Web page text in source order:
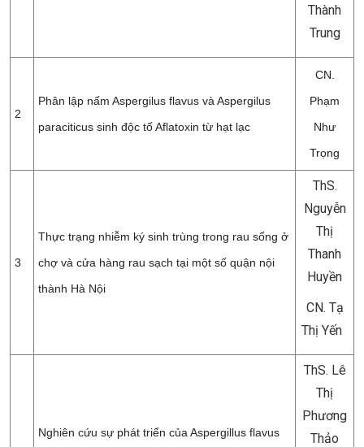
Thành
Trung
2
Phân lập nấm Aspergilus flavus và Aspergilus
paraciticus sinh độc tố Aflatoxin từ hạt lạc
CN.
Phạm
Như
Trọng
3
Thực trạng nhiễm ký sinh trùng trong rau sống ở
chợ và cửa hàng rau sạch tại một số quận nội
thành Hà Nội
ThS.
Nguyễn
Thị
Thanh
Huyền
CN. Tạ
Thị Yến
Nghiên cứu sự phát triển của Aspergillus flavus
ThS. Lê
Thị
Phương
Thảo